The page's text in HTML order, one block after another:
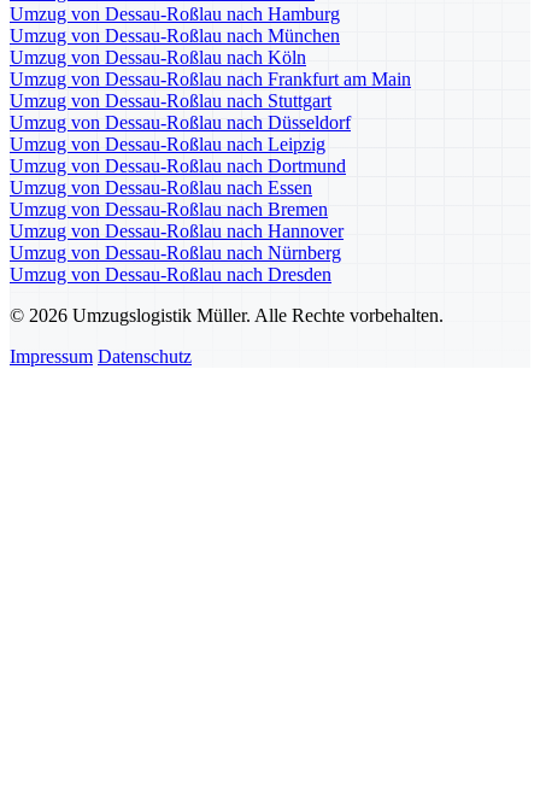
Umzug von Dessau-Roßlau nach Hamburg
Umzug von Dessau-Roßlau nach München
Umzug von Dessau-Roßlau nach Köln
Umzug von Dessau-Roßlau nach Frankfurt am Main
Umzug von Dessau-Roßlau nach Stuttgart
Umzug von Dessau-Roßlau nach Düsseldorf
Umzug von Dessau-Roßlau nach Leipzig
Umzug von Dessau-Roßlau nach Dortmund
Umzug von Dessau-Roßlau nach Essen
Umzug von Dessau-Roßlau nach Bremen
Umzug von Dessau-Roßlau nach Hannover
Umzug von Dessau-Roßlau nach Nürnberg
Umzug von Dessau-Roßlau nach Dresden
© 2026 Umzugslogistik Müller. Alle Rechte vorbehalten.
Impressum Datenschutz